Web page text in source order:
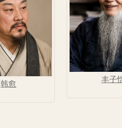
韩愈
丰子